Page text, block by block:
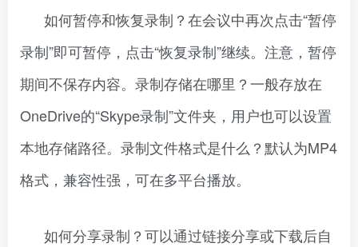
如何暂停和恢复录制？在会议中再次点击“暂停
录制”即可暂停，点击“恢复录制”继续。注意，暂停
期间不保存内容。录制存储在哪里？一般存放在
OneDrive的“Skype录制”文件夹，用户也可以设置
本地存储路径。录制文件格式是什么？默认为MP4
格式，兼容性强，可在多平台播放。
如何分享录制？可以通过链接分享或下载后自